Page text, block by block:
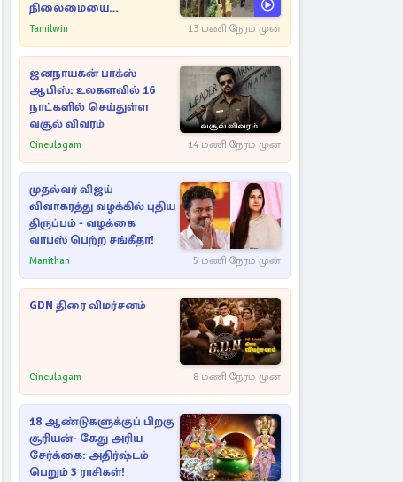
நிலைமையை
கட்டுப்படுத்த பொலிஸார்
Tamilwin 13 மணி நேரம் முன்
ஜனநாயகன் பாக்ஸ்
ஆபிஸ்: உலகளவில் 16
நாட்களில் செய்துள்ள
வசூல் விவரம்
Cineulagam 14 மணி நேரம் முன்
முதல்வர் விஜய்
விவாகரத்து வழக்கில் புதிய
திருப்பம் - வழக்கை
வாபஸ் பெற்ற சங்கீதா!
Manithan 5 மணி நேரம் முன்
GDN திரை விமர்சனம்
Cineulagam 8 மணி நேரம் முன்
18 ஆண்டுகளுக்குப் பிறகு
சூரியன்- கேது அரிய
சேர்க்கை: அதிர்ஷ்டம்
பெறும் 3 ராசிகள்!